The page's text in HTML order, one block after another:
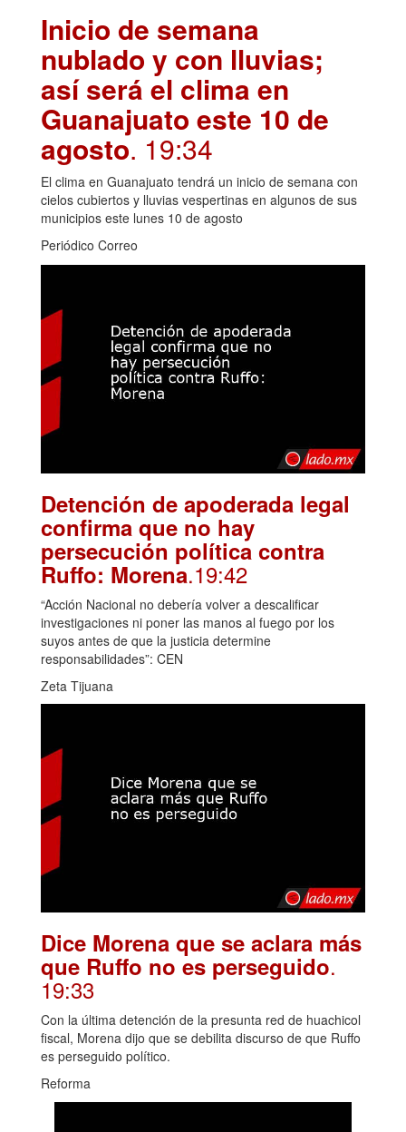
Inicio de semana
nublado y con lluvias;
así será el clima en
Guanajuato este 10 de
agosto. 19:34
El clima en Guanajuato tendrá un inicio de semana con
cielos cubiertos y lluvias vespertinas en algunos de sus
municipios este lunes 10 de agosto
Periódico Correo
Detención de apoderada legal
confirma que no hay
persecución política contra
Ruffo: Morena.19:42
“Acción Nacional no debería volver a descalificar
investigaciones ni poner las manos al fuego por los
suyos antes de que la justicia determine
responsabilidades”: CEN
Zeta Tijuana
Dice Morena que se aclara más
que Ruffo no es perseguido.
19:33
Con la última detención de la presunta red de huachicol
fiscal, Morena dijo que se debilita discurso de que Ruffo
es perseguido político.
Reforma